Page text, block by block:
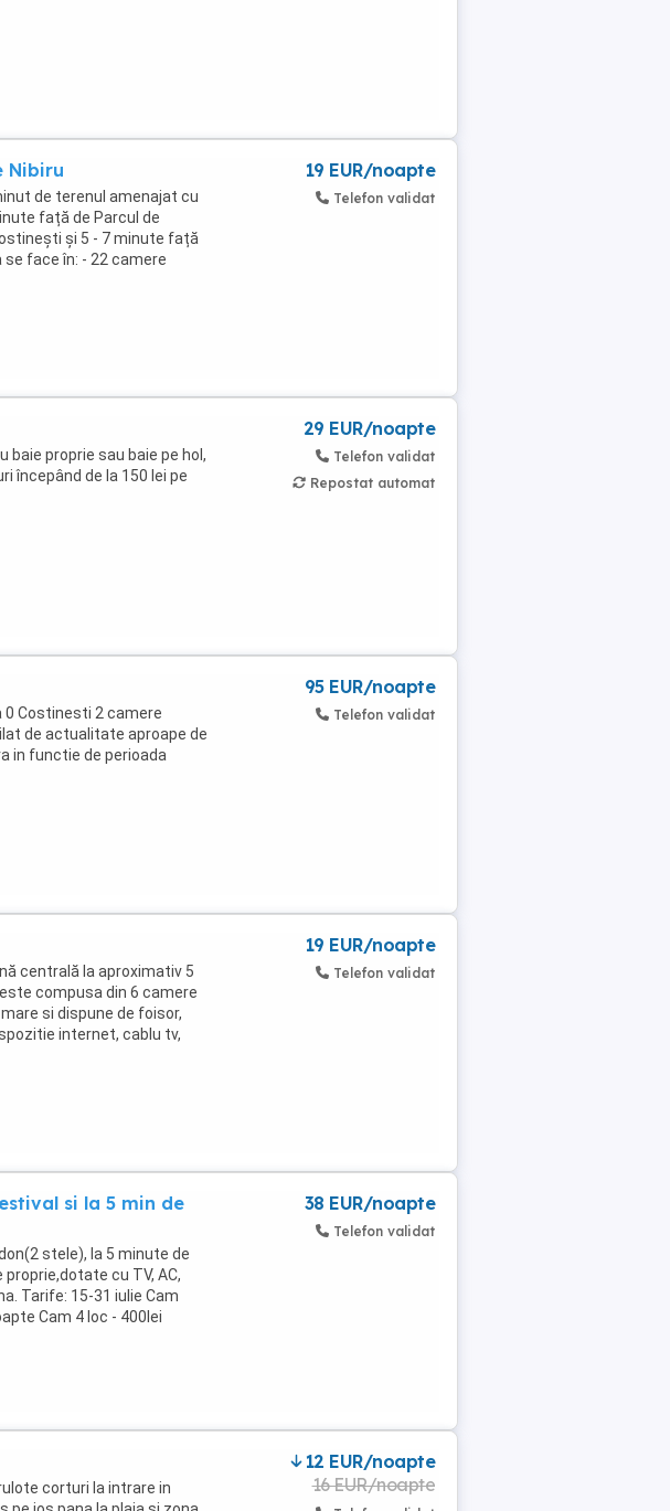
Nibiru
de terenul amenajat cu
față de Parcul de
și 5 - 7 minute față
face în: - 22 camere
19 EUR/noapte
Telefon validat
proprie sau baie pe hol,
începând de la 150 lei pe
29 EUR/noapte
Telefon validat
Repostat automat
0 Costinesti 2 camere
de actualitate aproape de
in functie de perioada
95 EUR/noapte
Telefon validat
centrală la aproximativ 5
compusa din 6 camere
si dispune de foisor,
internet, cablu tv,
19 EUR/noapte
Telefon validat
si la 5 min de
stele), la 5 minute de
proprie,dotate cu TV, AC,
Tarife: 15-31 iulie Cam
Cam 4 loc - 400lei
38 EUR/noapte
Telefon validat
corturi la intrare in
12 EUR/noapte
16 EUR/noapte